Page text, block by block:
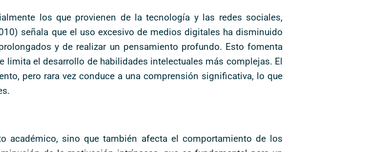
los que provienen de la tecnología y las redes sociales,
señala que el uso excesivo de medios digitales ha disminuido
y de realizar un pensamiento profundo. Esto fomenta
el desarrollo de habilidades intelectuales más complejas. El
pero rara vez conduce a una comprensión significativa, lo que
académico, sino que también afecta el comportamiento de los